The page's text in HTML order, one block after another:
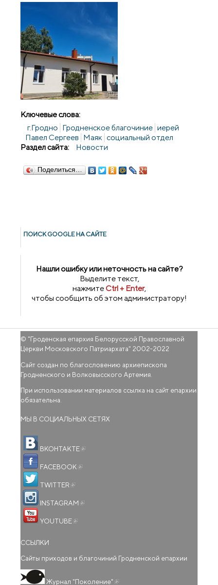
Ключевые слова:
г.Гродно Гродненское благочиние иерей
Павел Сергеев Маяк социальный отдел
Раздел сайта:
Новости
Поделиться…
ПОИСК GOОGLE НА САЙТЕ
Нашли ошибку или неточность на сайте?
Выделите текст,
нажмитеCtrl + Enter,
чтобы сообщить об этом администратору!
© "Гроденская епархия Белорусской Православной
Церкви Московского Патриархата" 2002-2022
Сайт создан по благословению архиепископа
Гродненского и Волковысского Артемия.
При использовании материалов ссылка на сайт епархии
обязательна.
МЫ В СОЦИАЛЬНЫХ СЕТЯХ
ВКОНТАКТЕ
FACEBOOK
TWITTER
INSTAGRAM
YOUTUBE
ССЫЛКИ
Сайты приходов и благочиний Гродненской епархии
Журнал "Поколение"